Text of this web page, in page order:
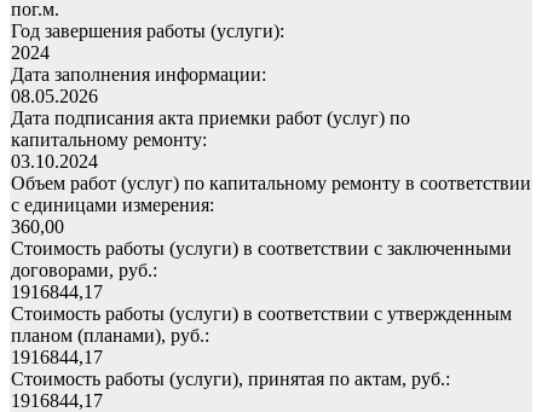
пог.м.
Год завершения работы (услуги):
2024
Дата заполнения информации:
08.05.2026
Дата подписания акта приемки работ (услуг) по
капитальному ремонту:
03.10.2024
Объем работ (услуг) по капитальному ремонту в соответствии
с единицами измерения:
360,00
Стоимость работы (услуги) в соответствии с заключенными
договорами, руб.:
1916844,17
Стоимость работы (услуги) в соответствии с утвержденным
планом (планами), руб.:
1916844,17
Стоимость работы (услуги), принятая по актам, руб.:
1916844,17